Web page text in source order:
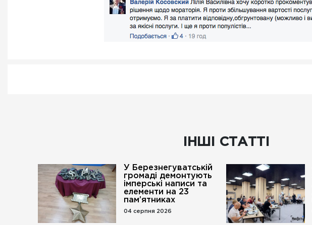
ІНШІ СТАТТІ
У Березнегуватській
громаді демонтують
імперські написи та
елементи на 23
пам’ятниках
04 серпня 2026